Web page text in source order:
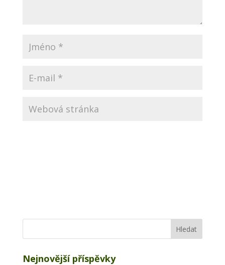
Nejnovější příspěvky